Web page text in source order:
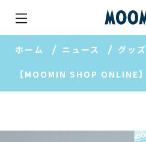
ホーム ニュース グッズ